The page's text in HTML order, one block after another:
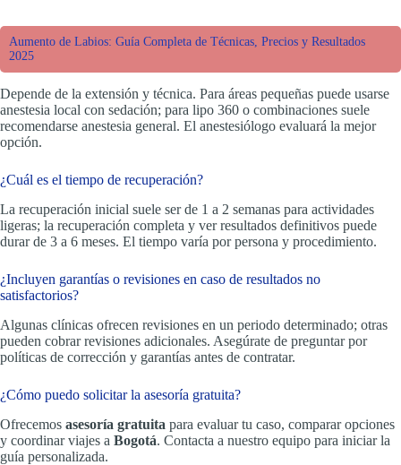
Aumento de Labios: Guía Completa de Técnicas, Precios y Resultados
2025
Depende de la extensión y técnica. Para áreas pequeñas puede usarse
anestesia local con sedación; para lipo 360 o combinaciones suele
recomendarse anestesia general. El anestesiólogo evaluará la mejor
opción.
¿Cuál es el tiempo de recuperación?
La recuperación inicial suele ser de 1 a 2 semanas para actividades
ligeras; la recuperación completa y ver resultados definitivos puede
durar de 3 a 6 meses. El tiempo varía por persona y procedimiento.
¿Incluyen garantías o revisiones en caso de resultados no
satisfactorios?
Algunas clínicas ofrecen revisiones en un periodo determinado; otras
pueden cobrar revisiones adicionales. Asegúrate de preguntar por
políticas de corrección y garantías antes de contratar.
¿Cómo puedo solicitar la asesoría gratuita?
Ofrecemos asesoría gratuita para evaluar tu caso, comparar opciones
y coordinar viajes a Bogotá. Contacta a nuestro equipo para iniciar la
guía personalizada.